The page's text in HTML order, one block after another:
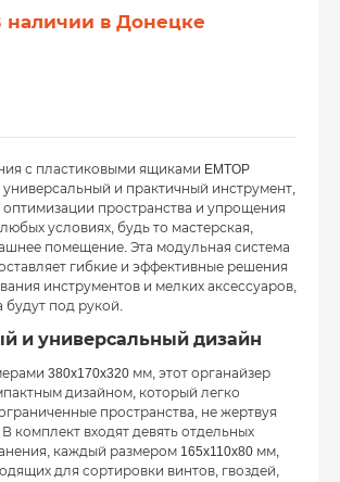
наличии в Донецке
с пластиковыми ящиками EMTOP
универсальный и практичный инструмент,
пространства и упрощения
условиях, будь то мастерская,
помещение. Эта модульная система
гибкие и эффективные решения
инструментов и мелких аксессуаров,
будут под рукой.
и универсальный дизайн
380x170x320 мм, этот органайзер
дизайном, который легко
пространства, не жертвуя
комплект входят девять отдельных
каждый размером 165x110x80 мм,
для сортировки винтов, гвоздей,